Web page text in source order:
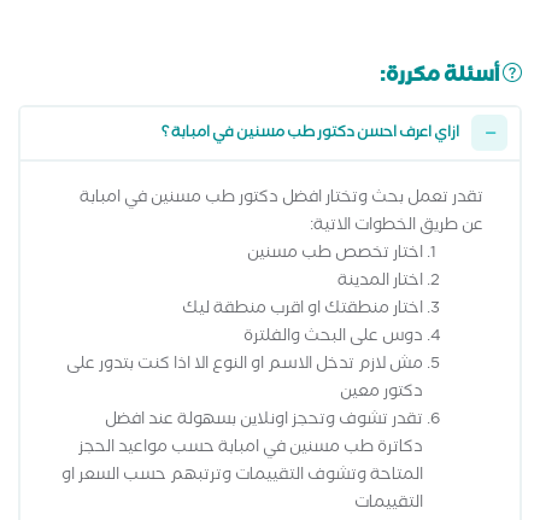
أسئلة مكررة:
ازاي اعرف احسن دكتور طب مسنين في امبابة ؟
تقدر تعمل بحث وتختار افضل دكتور طب مسنين في امبابة
عن طريق الخطوات الاتية:
اختار تخصص طب مسنين
اختار المدينة
اختار منطقتك او اقرب منطقة ليك
دوس على البحث والفلترة
مش لازم تدخل الاسم او النوع الا اذا كنت بتدور على
دكتور معين
تقدر تشوف وتحجز اونلاين بسهولة عند افضل
دكاترة طب مسنين في امبابة حسب مواعيد الحجز
المتاحة وتشوف التقييمات وترتبهم حسب السعر او
التقييمات